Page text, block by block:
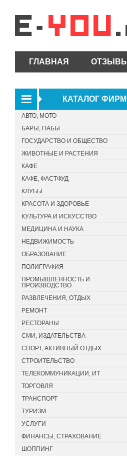
ГЛАВНАЯ ОТЗЫВЫ
КАТАЛОГ ФИРМ
АВТО, МОТО
БАРЫ, ПАБЫ
ГОСУДАРСТВО И ОБЩЕСТВО
ЖИВОТНЫЕ И РАСТЕНИЯ
КАФЕ
КАФЕ, ФАСТФУД
КЛУБЫ
КРАСОТА И ЗДОРОВЬЕ
КУЛЬТУРА И ИСКУССТВО
МЕДИЦИНА И НАУКА
НЕДВИЖИМОСТЬ
ОБРАЗОВАНИЕ
ПОЛИГРАФИЯ
ПРОМЫШЛЕННОСТЬ И
ПРОИЗВОДСТВО
РАЗВЛЕЧЕНИЯ, ОТДЫХ
РЕМОНТ
РЕСТОРАНЫ
СМИ, ИЗДАТЕЛЬСТВА
СПОРТ, АКТИВНЫЙ ОТДЫХ
СТРОИТЕЛЬСТВО
ТЕЛЕКОММУНИКАЦИИ, ИТ
ТОРГОВЛЯ
ТРАНСПОРТ
ТУРИЗМ
УСЛУГИ
ФИНАНСЫ, СТРАХОВАНИЕ
ШОППИНГ